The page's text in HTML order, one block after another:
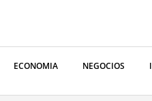
ECONOMIA NEGOCIOS